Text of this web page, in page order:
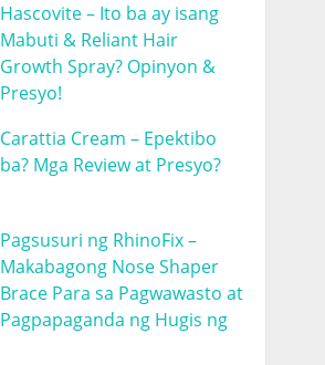
Hascovite – Ito ba ay isang
Mabuti & Reliant Hair
Growth Spray? Opinyon &
Presyo!
Carattia Cream – Epektibo
ba? Mga Review at Presyo?
Pagsusuri ng RhinoFix –
Makabagong Nose Shaper
Brace Para sa Pagwawasto at
Pagpapaganda ng Hugis ng